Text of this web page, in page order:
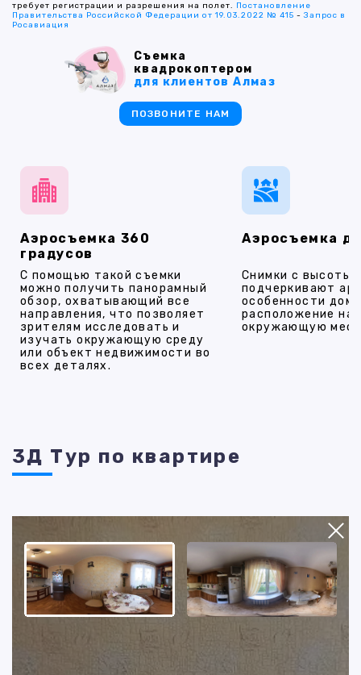
Аэросъемка 360
градусов
С помощью такой съемки
можно получить панорамный
обзор, охватывающий все
направления, что позволяет
зрителям исследовать и
изучать окружающую среду
или объект недвижимости во
всех деталях.
Аэросъемка
Снимки с высоты
подчеркивают
особенности
расположение на
окружающую
требует регистрации и разрешения на полет. Постановление
Правительства Российской Федерации от 19.03.2022 № 415 -Запрос в
Росавиация
Съемка
квадрокоптером
для клиентов Алмаз
ПОЗВОНИТЕ НАМ
3Д Тур по квартире